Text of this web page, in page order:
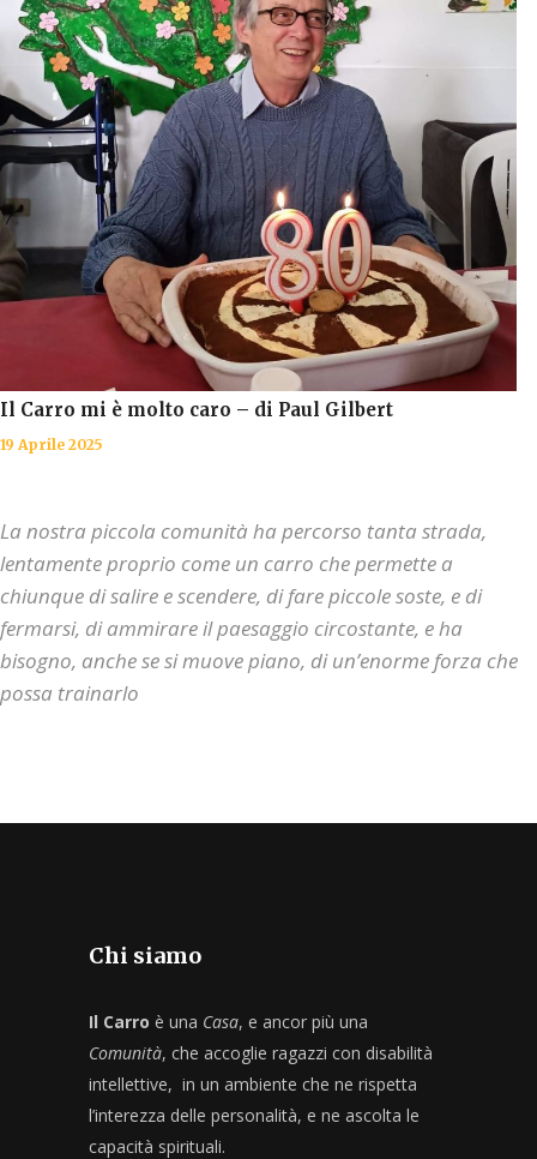
Il Carro mi è molto caro – di Paul Gilbert
19 Aprile 2025
La nostra piccola comunità ha percorso tanta strada,
lentamente proprio come un carro che permette a
chiunque di salire e scendere, di fare piccole soste, e di
fermarsi, di ammirare il paesaggio circostante, e ha
bisogno, anche se si muove piano, di un’enorme forza che
possa trainarlo
Chi siamo
Il Carro è una Casa, e ancor più una
Comunità, che accoglie ragazzi con disabilità
intellettive, in un ambiente che ne rispetta
l’interezza delle personalità, e ne ascolta le
capacità spirituali.